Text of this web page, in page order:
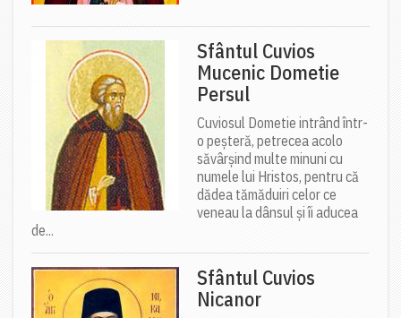
Sfântul Cuvios
Mucenic Dometie
Persul
Cuviosul Dometie intrând într-
o peșteră, petrecea acolo
săvârșind multe minuni cu
numele lui Hristos, pentru că
dădea tămăduiri celor ce
veneau la dânsul și îi aducea
de...
Sfântul Cuvios
Nicanor